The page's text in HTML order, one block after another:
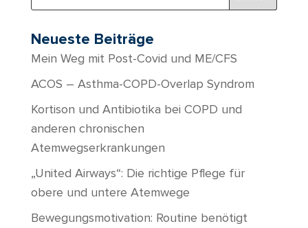
Neueste Beiträge
Mein Weg mit Post-Covid und ME/CFS
ACOS – Asthma-COPD-Overlap Syndrom
Kortison und Antibiotika bei COPD und
anderen chronischen
Atemwegserkrankungen
„United Airways“: Die richtige Pflege für
obere und untere Atemwege
Bewegungsmotivation: Routine benötigt